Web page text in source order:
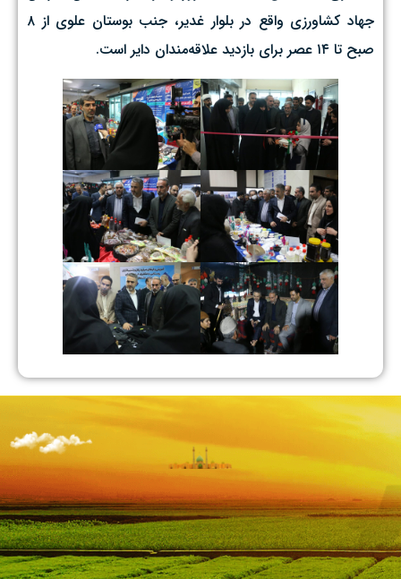
جهاد کشاورزی واقع در بلوار غدیر، جنب بوستان علوی از ۸
صبح تا ۱۴ عصر برای بازدید علاقه‌مندان دایر است.